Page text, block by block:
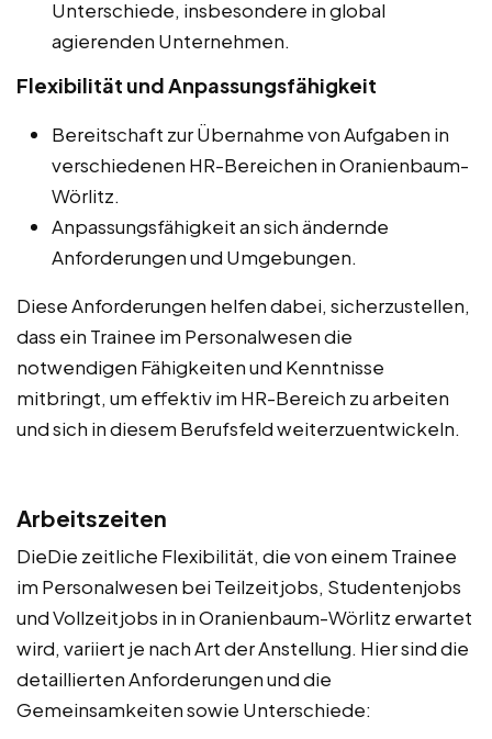
Unterschiede, insbesondere in global
agierenden Unternehmen.
Flexibilität und Anpassungsfähigkeit
Bereitschaft zur Übernahme von Aufgaben in
verschiedenen HR-Bereichen in Oranienbaum-
Wörlitz.
Anpassungsfähigkeit an sich ändernde
Anforderungen und Umgebungen.
Diese Anforderungen helfen dabei, sicherzustellen,
dass ein Trainee im Personalwesen die
notwendigen Fähigkeiten und Kenntnisse
mitbringt, um effektiv im HR-Bereich zu arbeiten
und sich in diesem Berufsfeld weiterzuentwickeln.
Arbeitszeiten
DieDie zeitliche Flexibilität, die von einem Trainee
im Personalwesen bei Teilzeitjobs, Studentenjobs
und Vollzeitjobs in in Oranienbaum-Wörlitz erwartet
wird, variiert je nach Art der Anstellung. Hier sind die
detaillierten Anforderungen und die
Gemeinsamkeiten sowie Unterschiede: